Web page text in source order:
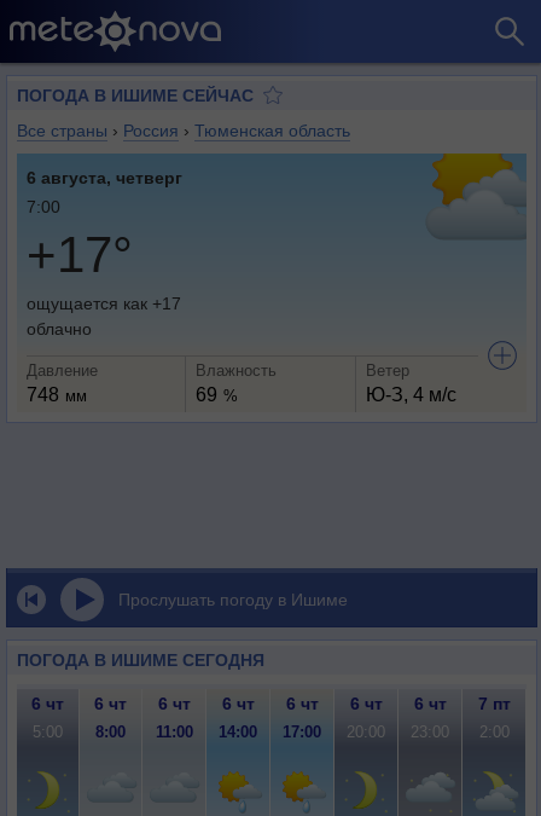
ПОГОДА В ИШИМЕ СЕЙЧАС
Все страны › Россия › Тюменская область
6 августа, четверг
7:00
+17°
ощущается как +17
облачно
Давление
748 мм
Влажность
69 %
Ветер
Ю-З, 4 м/с
Прослушать погоду в Ишиме
ПОГОДА В ИШИМЕ СЕГОДНЯ
6 чт 6 чт 6 чт 6 чт 6 чт 6 чт 6 чт 7 пт
5:00 8:00 11:00 14:00 17:00 20:00 23:00 2:00